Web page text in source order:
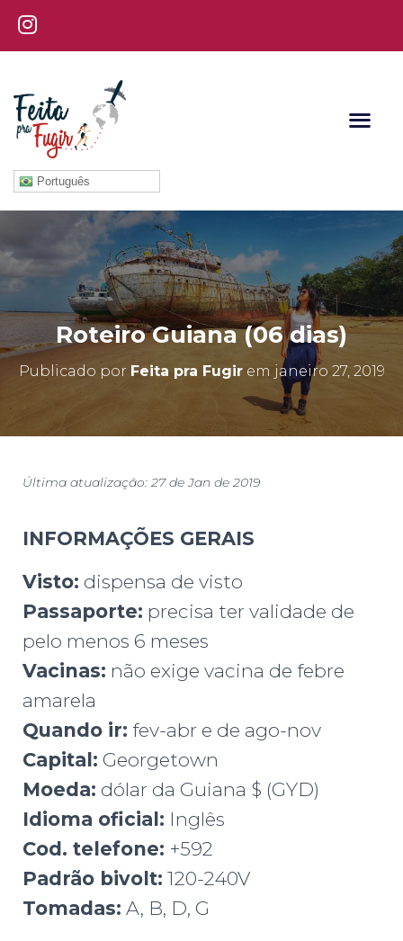
Português
Roteiro Guiana (06 dias)
Publicado por Feita pra Fugirem janeiro 27, 2019
Última atualização: 27 de Jan de 2019
INFORMAÇÕES GERAIS
Visto: dispensa de visto
Passaporte: precisa ter validade de
pelo menos 6 meses
Vacinas: não exige vacina de febre
amarela
Quando ir: fev-abr e de ago-nov
Capital: Georgetown
Moeda: dólar da Guiana $ (GYD)
Idioma oficial: Inglês
Cod. telefone: +592
Padrão bivolt: 120-240V
Tomadas: A, B, D, G